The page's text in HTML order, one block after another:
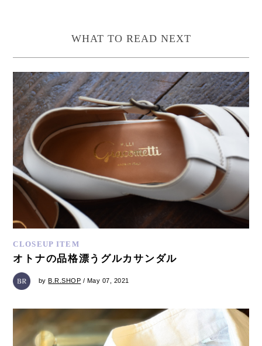
WHAT TO READ NEXT
CLOSEUP ITEM
オトナの品格漂うグルカサンダル
byB.R.SHOP / May 07, 2021